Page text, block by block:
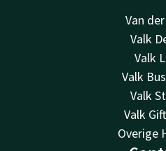
Van
Valk
Valk
Valk
Valk
Valk
Overige